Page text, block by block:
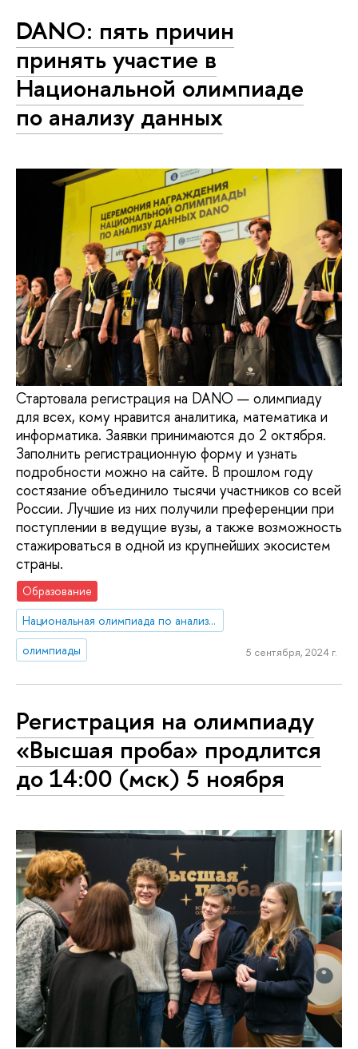
DANO: пять причин
принять участие в
Национальной олимпиаде
по анализу данных
Стартовала регистрация на DANO — олимпиаду
для всех, кому нравится аналитика, математика и
информатика. Заявки принимаются до 2 октября.
Заполнить регистрационную форму и узнать
подробности можно на сайте. В прошлом году
состязание объединило тысячи участников со всей
России. Лучшие из них получили преференции при
поступлении в ведущие вузы, а также возможность
стажироваться в одной из крупнейших экосистем
страны.
Образование
Национальная олимпиада по анализу данных «DANO»
олимпиады
5 сентября, 2024 г.
Регистрация на олимпиаду
«Высшая проба» продлится
до 14:00 (мск) 5 ноября